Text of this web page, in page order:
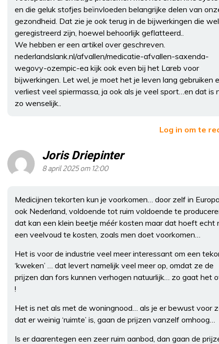
en die geluk stofjes beïnvloeden belangrijke delen van
gezondheid. Dat zie je ook terug in de bijwerkingen die wel
geregistreerd zijn, hoewel behoorlijk geflatteerd..
We hebben er een artikel over geschreven.
nederlandslank.nl/afvallen/medicatie-afvallen-saxenda-
wegovy-ozempic-ea kijk ook even bij het Lareb voor
bijwerkingen. Let wel, je moet het je leven lang gebruiken
verliest veel spiermassa, ja ook als je veel sport…en dat is
zo wenselijk..
Log in om te
Joris Driepinter
8 april 2025 om 12:00
Medicijnen tekorten kun je voorkomen… door zelf in
ook Nederland, voldoende tot ruim voldoende te
dat kan een klein beetje méér kosten maar dat hoeft echt
een veelvoud te kosten, zoals men doet voorkomen…
Het is voor de industrie veel meer interessant om een
‘kweken’ … dat levert namelijk veel meer op, omdat ze de
prijzen dan fors kunnen verhogen natuurlijk… zo gaat het
!
Het is net als met de woningnood… als je er bewust voor
dat er weinig ‘ruimte’ is, gaan de prijzen vanzelf omhoog…
Is er daarentegen een zeer ruim aanbod, dan gaan de